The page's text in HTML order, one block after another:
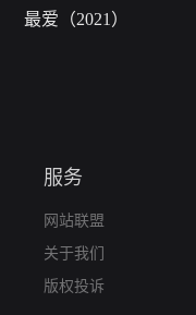
最爱（2021）
服务
网站联盟
关于我们
版权投诉